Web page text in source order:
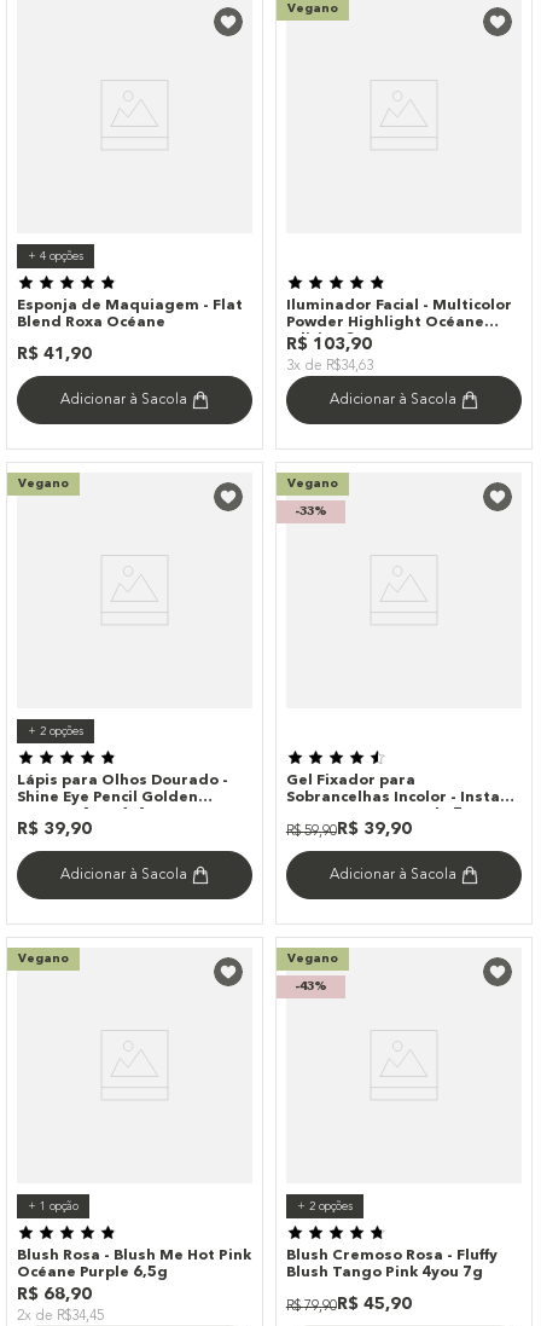
+ 4opções
Esponja de Maquiagem - Flat
Blend Roxa Océane
R$ 41 ,90
Adicionar à Sacola
Vegano
Iluminador Facial - Multicolor
Powder Highlight Océane
Edition 8g
R$ 103,90
3x de R$34,63
Adicionar à Sacola
Vegano
+ 2opções
Lápis para Olhos Dourado -
Shine Eye Pencil Golden
R$ 39,90
Adicionar à Sacola
Vegano
-33%
Gel Fixador para
Sobrancelhas Incolor - Instant
R$ 59,90R$ 39,90
Adicionar à Sacola
Vegano
+ 1 opção
Blush Rosa - Blush Me Hot Pink
Océane Purple 6,5g
R$ 68,90
2x de R$34,45
Vegano
-43%
+ 2opções
Blush Cremoso Rosa - Fluffy
Blush Tango Pink 4you 7g
R$ 79,90R$ 45,90